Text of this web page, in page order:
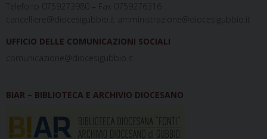
Telefono 0759273980 – Fax 0759276316
cancelliere@diocesigubbio.it amministrazione@diocesigubbio.it
UFFICIO DELLE COMUNICAZIONI SOCIALI
comunicazione@diocesigubbio.it
BIAR – BIBLIOTECA E ARCHIVIO DIOCESANO